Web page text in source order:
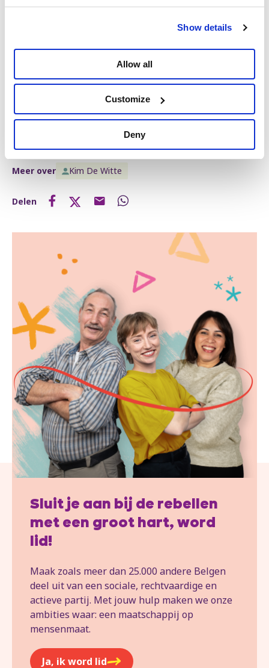
Show details
Allow all
Customize
Deny
minister worden gepareerd, omdat ze kritiek hebben
op zijn beleid. Het is al langer bekend dat Ben Weyts
te kijken. “Deze minister heeft de afgelopen jaren
liever gecommuniceerd boven de hoofden van mensen
en ballonnetjes in de pers opgelaten dan de
problemen in het onderwijs aan te pakken. Sterker
nog, door rapporten te blokkeren toont Weyts aan de
problemen niet onder ogen te durven komen”, besluit
Meer over Kim De Witte
Delen
Sluit je aan bij de rebellen
met een groot hart, word
lid!
Maak zoals meer dan 25.000 andere Belgen
deel uit van een sociale, rechtvaardige en
actieve partij. Met jouw hulp maken we onze
ambities waar: een maatschappij op
mensenmaat.
Ja, ik word lid